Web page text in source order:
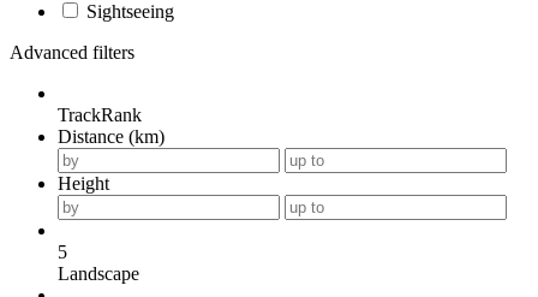
Sightseeing
Advanced filters
TrackRank
Distance (km)
Height
5
Landscape